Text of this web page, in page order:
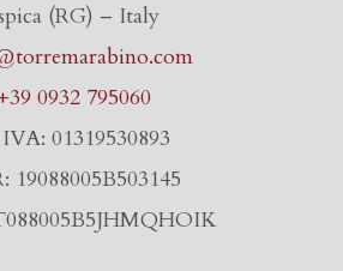
(RG) – Italy
+39 0932 795060
01319530893
19088005B503145